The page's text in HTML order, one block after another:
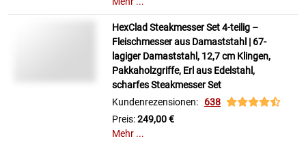
HexClad Steakmesser Set 4-teilig –
Fleischmesser aus Damaststahl | 67-
lagiger Damaststahl, 12,7 cm Klingen,
Pakkaholzgriffe, Erl aus Edelstahl,
scharfes Steakmesser Set
Kundenrezensionen: 638
Preis:249,00 €
Mehr ...